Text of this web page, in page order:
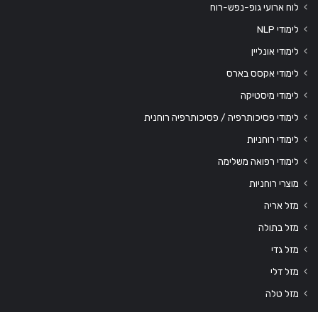
לוח ארועי גופ-נפש-רוח
לימודי NLP
לימודי אונליין
לימודי אקסס בארס
לימודי מיסטיקה
לימודי פסיכותרפיה / פסיכותרפיה רוחנית
לימודי רוחניות
לימודי רפואה משלימה
מוצרי רוחניות
מזל אריה
מזל בתולה
מזל גדי
מזל דלי
מזל טלה